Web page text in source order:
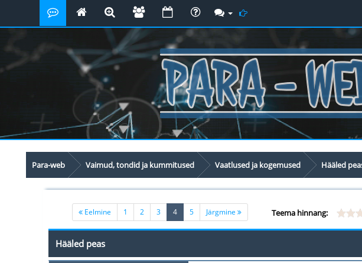
Para-web Vaimud, tondid ja kummitused Vaatlused ja kogemused Hääled
Eelmine 1 2 3 4(current)
5 Järgmine Teema hinnang:
Hääled peas